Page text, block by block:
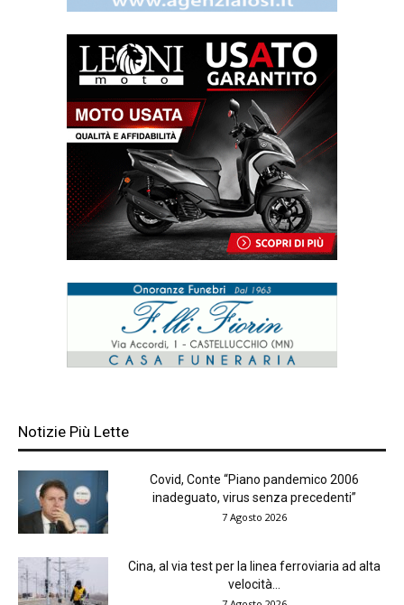
Notizie Più Lette
Covid, Conte “Piano pandemico 2006
inadeguato, virus senza precedenti”
7 Agosto 2026
Cina, al via test per la linea ferroviaria ad alta
velocità...